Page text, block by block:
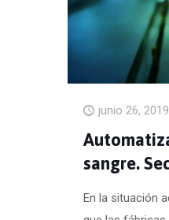
junio 26, 2019
sangre.
En la situación